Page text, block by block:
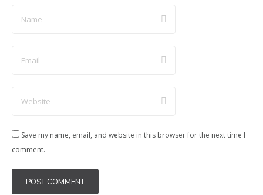
Save my name, email, and website in this browser for the next time I
comment.